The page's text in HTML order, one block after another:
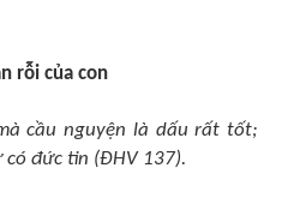
rỗi của con
cầu nguyện là dấu rất tốt;
đức tin (ÐHV 137).